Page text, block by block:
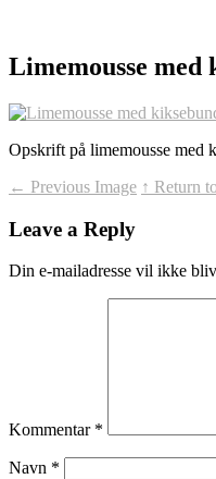
Limemousse med
Opskrift på limemousse med
← Previous Image ↑ Return
Leave a Reply
Din e-mailadresse vil ikke
Kommentar *
Navn *